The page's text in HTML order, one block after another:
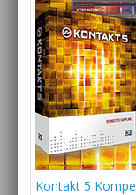
Kontakt 5